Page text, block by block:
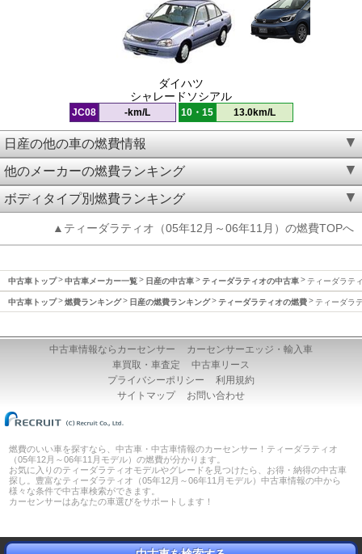
ダイハツ
シャレードソシアル
JC08 -km/L 10・15 13.0km/L
日産の他の車の燃費情報
他のメーカーの燃費ランキング
ボディタイプ別燃費ランキング
▲ティーダラティオ（05年12月～06年11月）の燃費TOPへ
中古車トップ 中古車メーカー一覧 日産の中古車 ティーダラティオの中古車 ティーダラテ
中古車トップ 燃費ランキング 日産の燃費ランキング ティーダラティオの燃費 ティーダラ
中古車情報ならカーセンサー
カーセンサーエッジ・輸入車
車買取・車査定
中古車リース
プライバシーポリシー
利用規約
サイトマップ
お問い合わせ
燃費のいい車を探すなら、中古車・中古車情報のカーセンサー！ティーダラティオ
（05年12月～06年11月モデル）の燃費が分かります。
お気に入りのティーダラティオモデルやグレードを見つけたら、お得・納得の中古車
探し。豊富なティーダラティオ（05年12月～06年11月モデル）中古車情報の中から
様々な条件で中古車検索ができます。
カーセンサーはあなたの車選びをサポートします！